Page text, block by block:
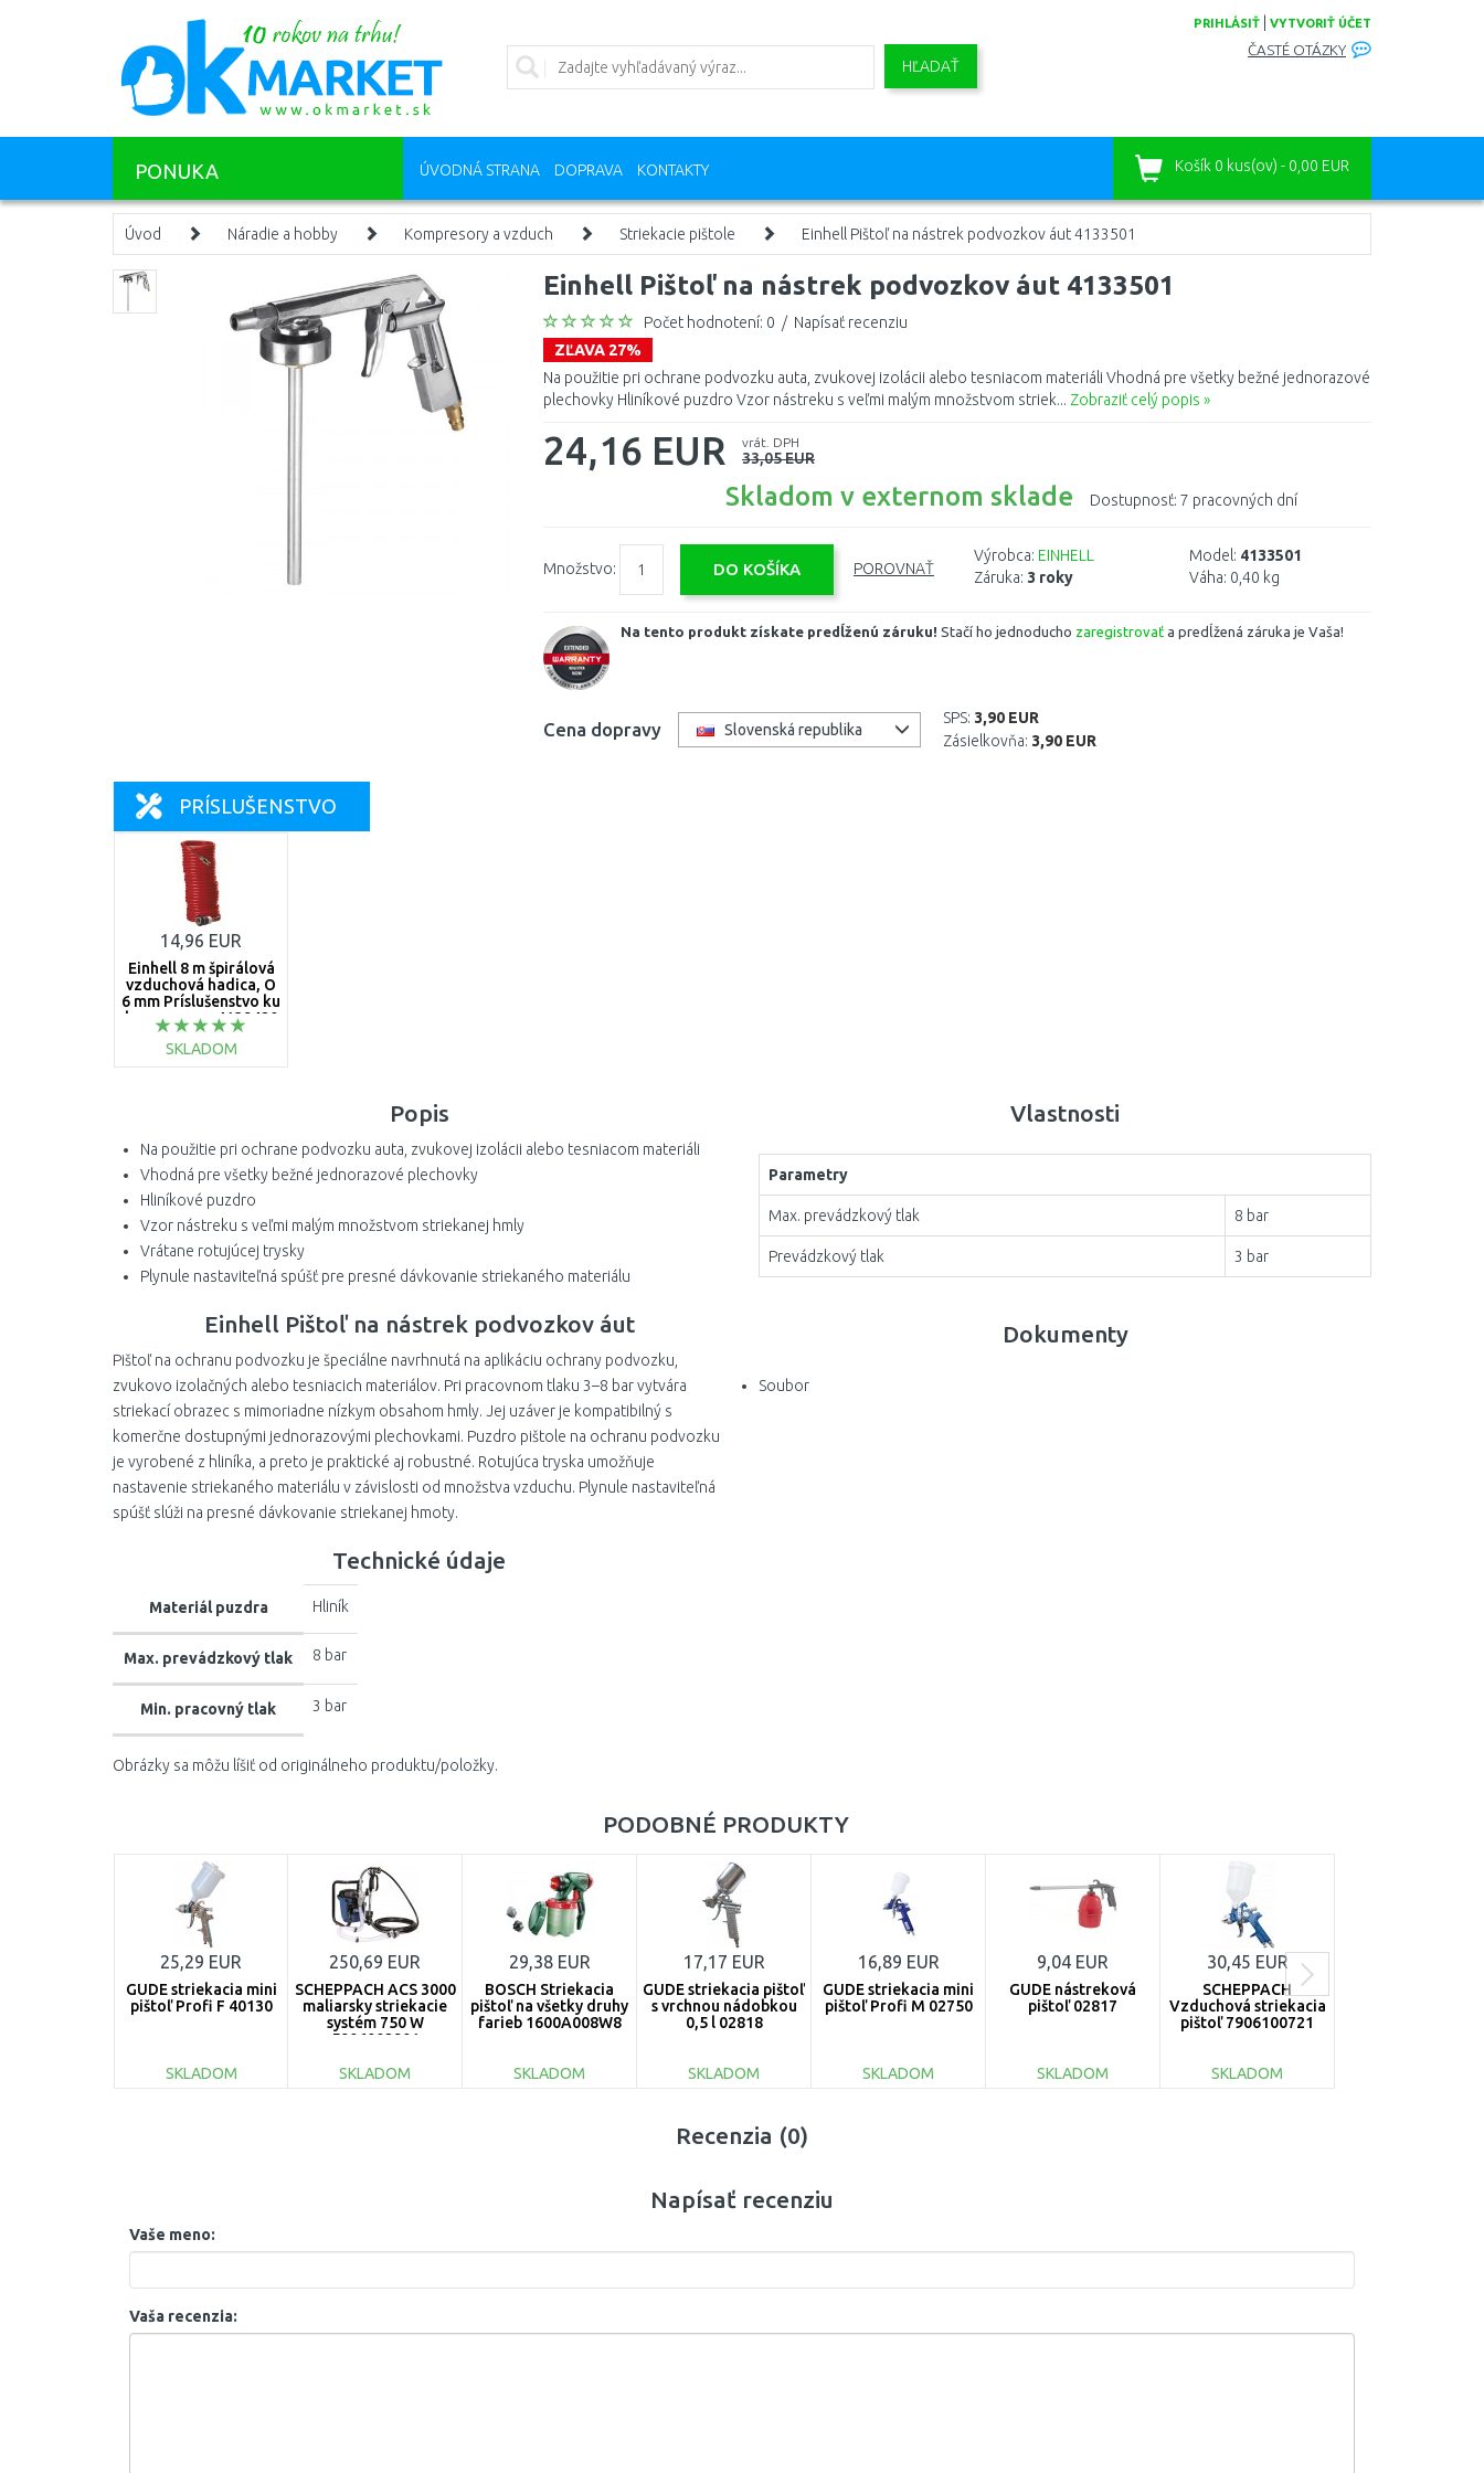
PRIHLÁSIŤ VYTVORIŤ ÚČET
ČASTÉ OTÁZKY
HĽADAŤ
PONUKA ÚVODNÁ STRANA DOPRAVA KONTAKTY Košík 0 kus(ov) - 0,00 EUR
Úvod Náradie a hobby Kompresory a vzduch Striekacie pištole Einhell Pištoľ na nástrek podvozkov áut 4133501
Einhell Pištoľ na nástrek podvozkov áut 4133501
Počet hodnotení: 0 / Napísať recenziu
ZĽAVA 27%
Na použitie pri ochrane podvozku auta, zvukovej izolácii alebo tesniacom materiáli Vhodná pre všetky bežné jednorazové
plechovky Hliníkové puzdro Vzor nástreku s veľmi malým množstvom striek... Zobraziť celý popis »
24,16 EUR vrát. DPH
33,05 EUR
Skladom v externom sklade Dostupnosť: 7 pracovných dní
Množstvo: POROVNAŤ
Výrobca: EINHELL
Záruka: 3 roky
Model: 4133501
Váha: 0,40 kg
Na tento produkt získate predĺženú záruku! Stačí ho jednoducho zaregistrovať a predĺžená záruka je Vaša!
Cena dopravy Slovenská republika
SPS: 3,90 EUR
Zásielkovňa: 3,90 EUR
PRÍSLUŠENSTVO
14,96 EUR
Einhell 8 m špirálová
vzduchová hadica, O
6 mm Príslušenstvo ku
kompresoru 4139420
SKLADOM
Popis
Na použitie pri ochrane podvozku auta, zvukovej izolácii alebo tesniacom materiáli
Vhodná pre všetky bežné jednorazové plechovky
Hliníkové puzdro
Vzor nástreku s veľmi malým množstvom striekanej hmly
Vrátane rotujúcej trysky
Plynule nastaviteľná spúšť pre presné dávkovanie striekaného materiálu
Einhell Pištoľ na nástrek podvozkov áut
Pištoľ na ochranu podvozku je špeciálne navrhnutá na aplikáciu ochrany podvozku,
zvukovo izolačných alebo tesniacich materiálov. Pri pracovnom tlaku 3–8 bar vytvára
striekací obrazec s mimoriadne nízkym obsahom hmly. Jej uzáver je kompatibilný s
komerčne dostupnými jednorazovými plechovkami. Puzdro pištole na ochranu podvozku
je vyrobené z hliníka, a preto je praktické aj robustné. Rotujúca tryska umožňuje
nastavenie striekaného materiálu v závislosti od množstva vzduchu. Plynule nastaviteľná
spúšť slúži na presné dávkovanie striekanej hmoty.
Technické údaje
Materiál puzdra Hliník
Max. prevádzkový tlak 8 bar
Min. pracovný tlak 3 bar
Obrázky sa môžu líšiť od originálneho produktu/položky.
Vlastnosti
Parametry
Max. prevádzkový tlak 8 bar
Prevádzkový tlak 3 bar
Dokumenty
Soubor
PODOBNÉ PRODUKTY
25,29 EUR
GÜDE striekacia mini
pištoľ Profi F 40130
SKLADOM
250,69 EUR
SCHEPPACH ACS 3000
maliarsky striekacie
systém 750 W
5906002901
SKLADOM
29,38 EUR
BOSCH Striekacia
pištoľ na všetky druhy
farieb 1600A008W8
SKLADOM
17,17 EUR
GÜDE striekacia pištoľ
s vrchnou nádobkou
0,5 l 02818
SKLADOM
Porovnať
16,89 EUR
GÜDE striekacia mini
pištoľ Profi M 02750
SKLADOM
9,04 EUR
GÜDE nástreková
pištoľ 02817
SKLADOM
30,45 EUR
SCHEPPACH
Vzduchová striekacia
pištoľ 7906100721
SKLADOM
Recenzia (0)
Napísať recenziu
Vaše meno:
Vaša recenzia: